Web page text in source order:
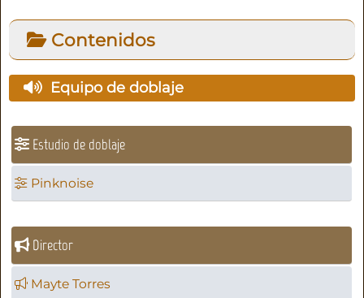
Contenidos
Equipo de doblaje
Estudio de doblaje
Pinknoise
Director
Mayte Torres